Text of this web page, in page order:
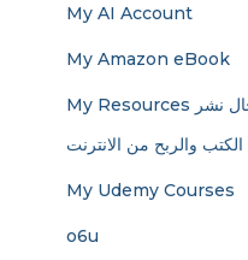
My AI Account
My Amazon eBook
My Resources المصادر التي أعتمد عليها في مجال نشر
الكتب والربح من الانترنت
My Udemy Courses
o6u